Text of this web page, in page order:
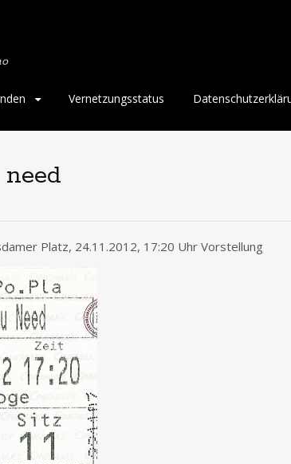
Vernetzungsstatus
Platz, 24.11.2012, 17:20 Uhr Vorstellung